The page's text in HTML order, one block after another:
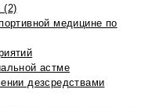
(2)
медицине по
астме
дезсредствами